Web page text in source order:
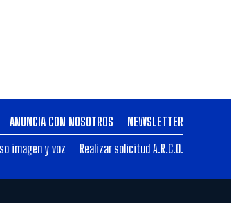
ANUNCIA CON NOSOTROS
NEWSLETTER
imagen y voz Realizar solicitud A.R.C.O.